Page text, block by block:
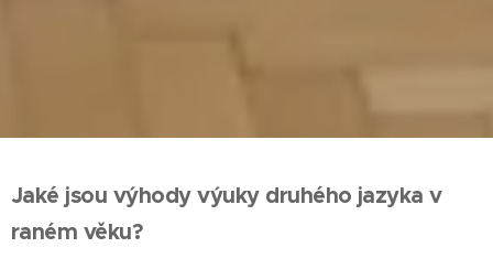
Jaké jsou výhody výuky druhého jazyka v
raném věku?